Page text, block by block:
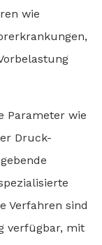
wie
Parameter wie
Druck-
Verfahren sind
verfügbar, mit